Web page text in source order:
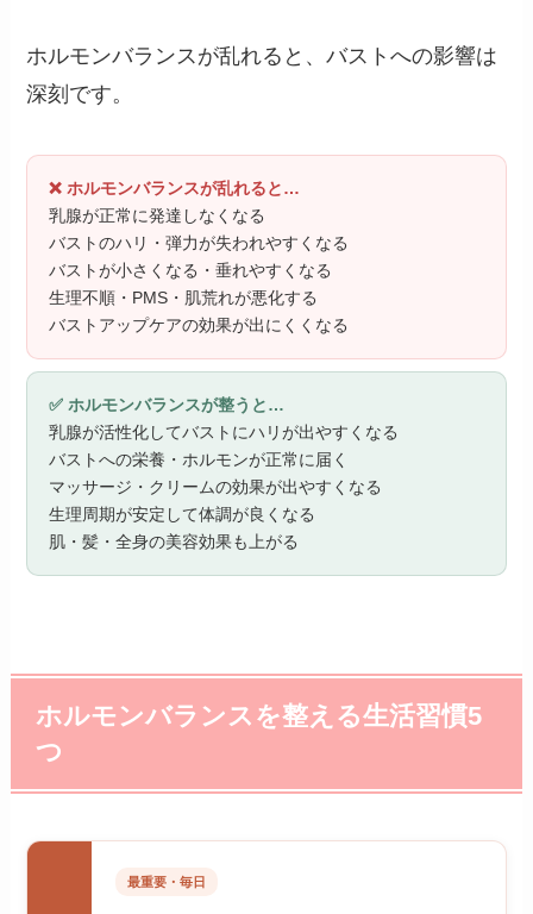
ホルモンバランスが乱れると、バストへの影響は
深刻です。
❌ ホルモンバランスが乱れると…
乳腺が正常に発達しなくなる
バストのハリ・弾力が失われやすくなる
バストが小さくなる・垂れやすくなる
生理不順・PMS・肌荒れが悪化する
バストアップケアの効果が出にくくなる
✅ ホルモンバランスが整うと…
乳腺が活性化してバストにハリが出やすくなる
バストへの栄養・ホルモンが正常に届く
マッサージ・クリームの効果が出やすくなる
生理周期が安定して体調が良くなる
肌・髪・全身の美容効果も上がる
ホルモンバランスを整える生活習慣5
つ
最重要・毎日